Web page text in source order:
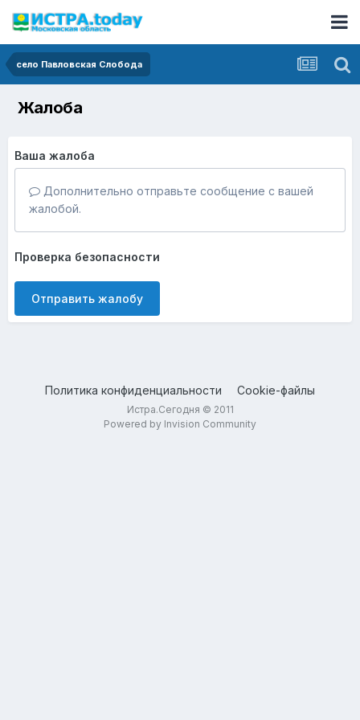
село Павловская Слобода
Жалоба
Ваша жалоба
Дополнительно отправьте сообщение с вашей
жалобой.
Проверка безопасности
Отправить жалобу
Политика конфиденциальности Cookie-файлы
Истра.Сегодня © 2011
Powered by Invision Community